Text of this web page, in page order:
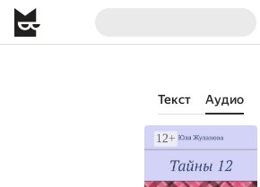
Текст Аудио